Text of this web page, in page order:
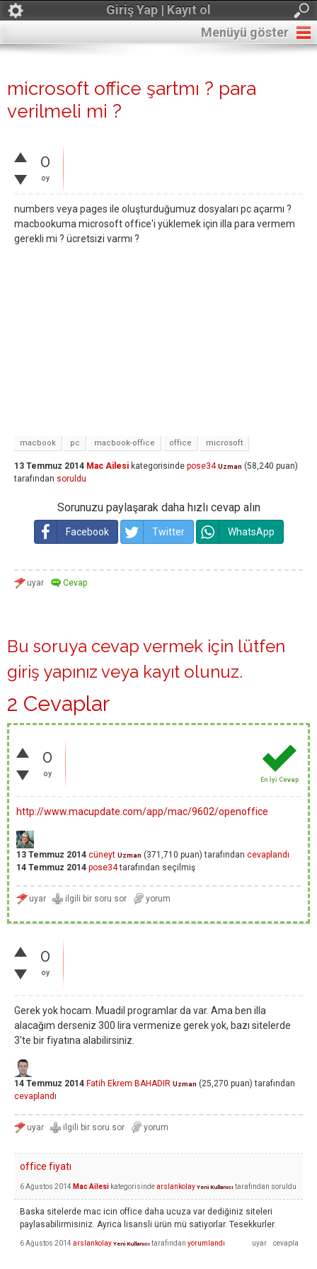
Giriş Yap | Kayıt ol
Menüyü göster
microsoft office şartmı ? para
verilmeli mi ?
0
oy
numbers veya pages ile oluşturduğumuz dosyaları pc açarmı ?
macbookuma microsoft office'i yüklemek için illa para vermem
gerekli mi ? ücretsizi varmı ?
macbook pc macbook-office office microsoft
13 Temmuz 2014 Mac Ailesi kategorisinde pose34 Uzman (58,240 puan)
tarafından soruldu
Sorunuzu paylaşarak daha hızlı cevap alın
Facebook Twitter WhatsApp
Bu soruya cevap vermek için lütfen
giriş yapınız veya kayıt olunuz.
2 Cevaplar
0
oy
En İyi Cevap
http://www.macupdate.com/app/mac/9602/openoffice
13 Temmuz 2014 cüneyt Uzman (371,710 puan) tarafından cevaplandı
14 Temmuz 2014 pose34tarafından seçilmiş
0
oy
Gerek yok hocam. Muadil programlar da var. Ama ben illa
alacağım derseniz 300 lira vermenize gerek yok, bazı sitelerde
3'te bir fiyatına alabilirsiniz.
14 Temmuz 2014 Fatih Ekrem BAHADIR Uzman (25,270 puan) tarafından
cevaplandı
office fiyatı
6 Ağustos 2014 Mac Ailesi kategorisindearslankolay Yeni Kullanıcı tarafından soruldu
Baska sitelerde mac icin office daha ucuza var dediğiniz siteleri
paylasabilirmisiniz. Ayrica lisansli ürün mü satiyorlar. Tesekkurler.
6 Ağustos 2014 arslankolay Yeni Kullanıcı tarafından yorumlandı